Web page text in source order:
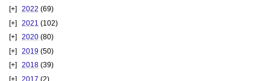
2022 (69)
2021 (102)
2020 (80)
2019 (50)
2018 (39)
2017 (2)